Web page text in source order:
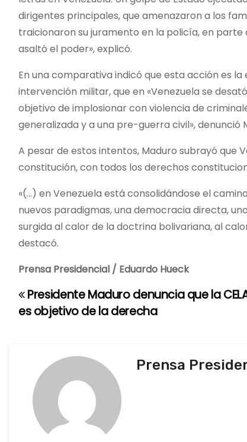
dirigentes principales, que amenazaron a los
traicionaron su juramento en la policía, en parte
asaltó el poder», explicó.
En una comparativa indicó que esta acción es
intervención militar, que en «Venezuela se
objetivo de implosionar con violencia de
generalizada y a una pre-guerra civil», denunció
A pesar de estos intentos, Maduro subrayó que
constitución, con todos los derechos
«(…) en Venezuela está consolidándose el
nuevos paradigmas, una democracia directa,
surgida al calor de la doctrina bolivariana, al
destacó.
Prensa Presidencial / Eduardo Hueck
NPresidente Maduro denuncia que la
es objetivo de la derecha
Prensa